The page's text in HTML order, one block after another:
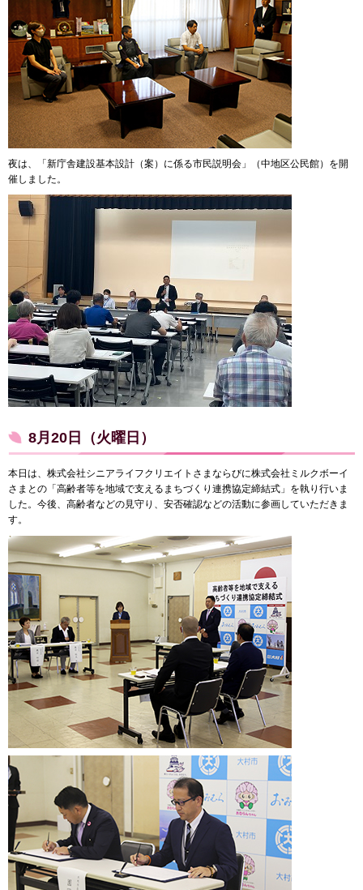
夜は、「新庁舎建設基本設計（案）に係る市民説明会」（中地区公民館）を開
催しました。
8月20日（火曜日）
本日は、株式会社シニアライフクリエイトさまならびに株式会社ミルクボーイ
さまとの「高齢者等を地域で支えるまちづくり連携協定締結式」を執り行いま
した。今後、高齢者などの見守り、安否確認などの活動に参画していただきま
す。